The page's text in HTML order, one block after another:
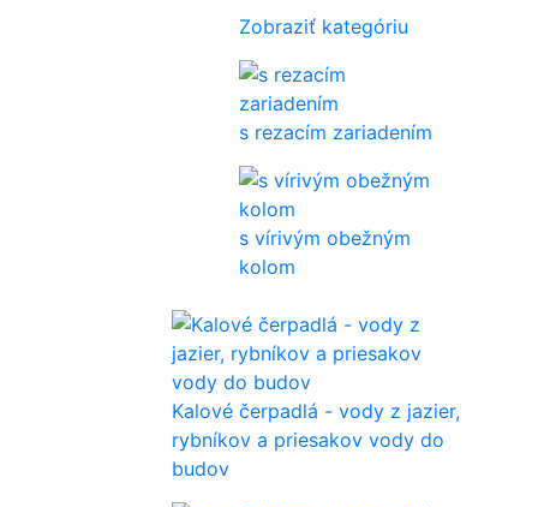
Zobraziť kategóriu
s rezacím zariadením
s vírivým obežným
kolom
Kalové čerpadlá - vody z jazier,
rybníkov a priesakov vody do
budov